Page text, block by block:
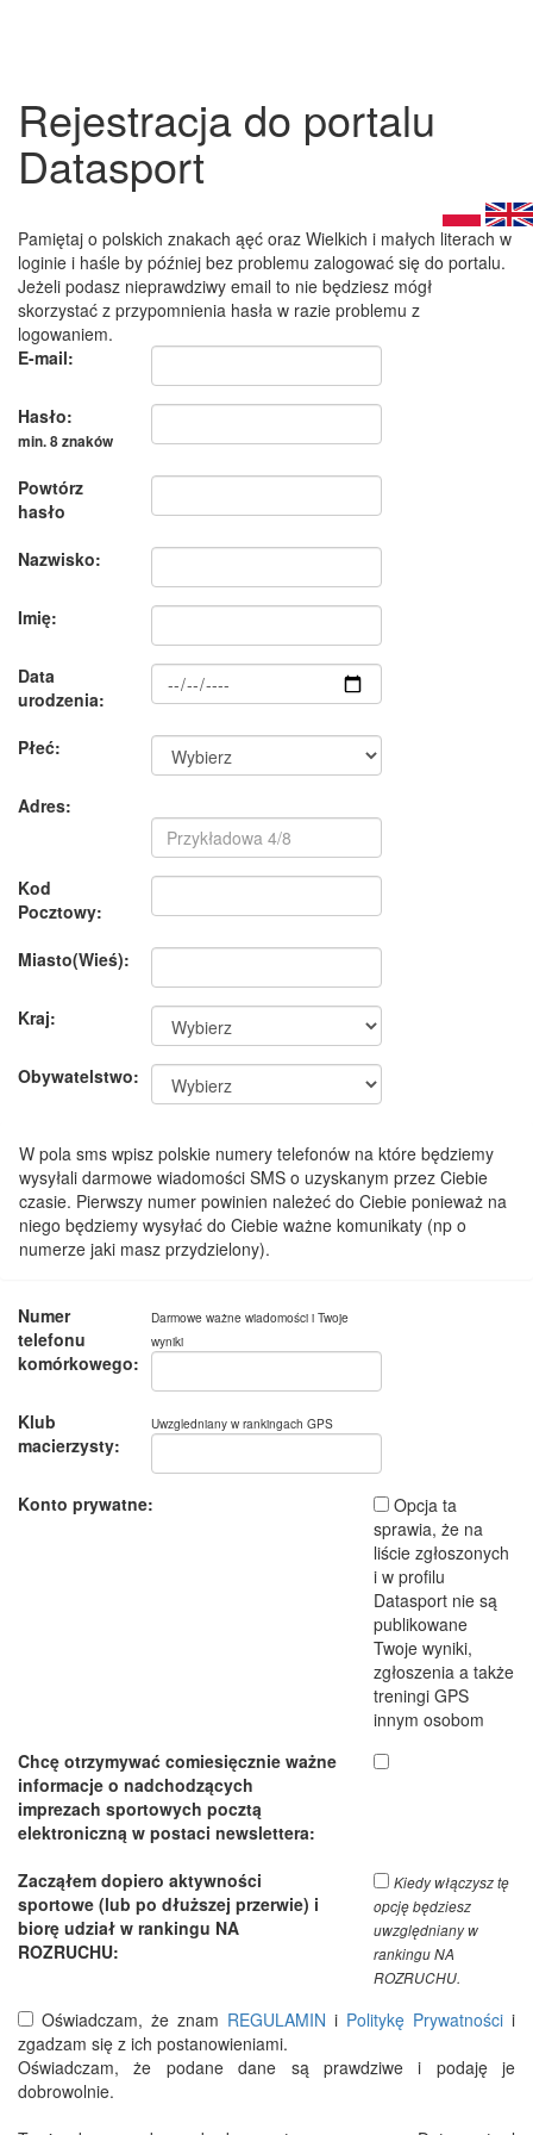
Rejestracja do portalu
Datasport
Pamiętaj o polskich znakach ąęć oraz Wielkich i małych literach w
loginie i haśle by później bez problemu zalogować się do portalu.
Jeżeli podasz nieprawdziwy email to nie będziesz mógł
skorzystać z przypomnienia hasła w razie problemu z
logowaniem.
E-mail:
Hasło:
min. 8 znaków
Powtórz
hasło
Nazwisko:
Imię:
Data
urodzenia:
Płeć:
Adres:
Kod
Pocztowy:
Miasto(Wieś):
Kraj:
Obywatelstwo:
W pola sms wpisz polskie numery telefonów na które będziemy
wysyłali darmowe wiadomości SMS o uzyskanym przez Ciebie
czasie. Pierwszy numer powinien należeć do Ciebie ponieważ na
niego będziemy wysyłać do Ciebie ważne komunikaty (np o
numerze jaki masz przydzielony).
Numer
telefonu
komórkowego:
Darmowe ważne wiadomości i Twoje
wyniki
Klub
macierzysty:
Uwzgledniany w rankingach GPS
Konto prywatne:
Opcja ta
sprawia, że na
liście zgłoszonych
i w profilu
Datasport nie są
publikowane
Twoje wyniki,
zgłoszenia a także
treningi GPS
innym osobom
Chcę otrzymywać comiesięcznie ważne
informacje o nadchodzących
imprezach sportowych pocztą
elektroniczną w postaci newslettera:
Zacząłem dopiero aktywności
sportowe (lub po dłuższej przerwie) i
biorę udział w rankingu NA
ROZRUCHU:
Kiedy włączysz tę
opcję będziesz
uwzględniany w
rankingu NA
ROZRUCHU.
Oświadczam, że znam REGULAMIN i Politykę Prywatności i
zgadzam się z ich postanowieniami.
Oświadczam, że podane dane są prawdziwe i podaję je
dobrowolnie.